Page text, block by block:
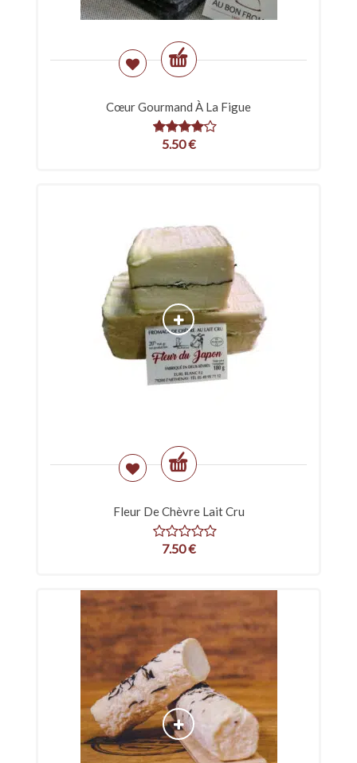
Cœur Gourmand À La Figue
5.50€
Fleur De Chèvre Lait Cru
7.50€